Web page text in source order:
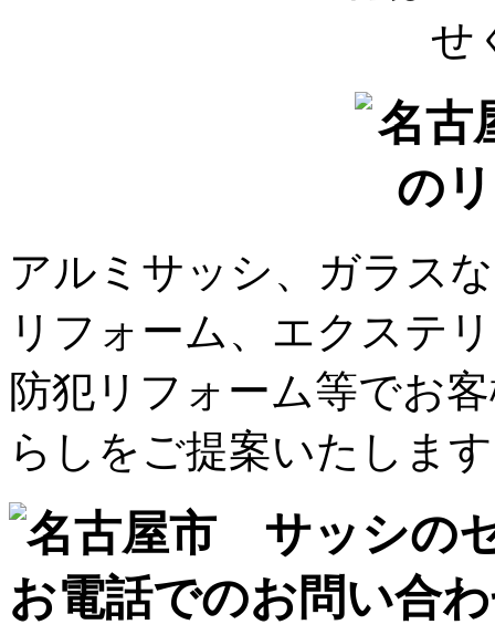
アルミサッシ、ガラス
リフォーム、エクステ
防犯リフォーム等でお
らしをご提案いたしま